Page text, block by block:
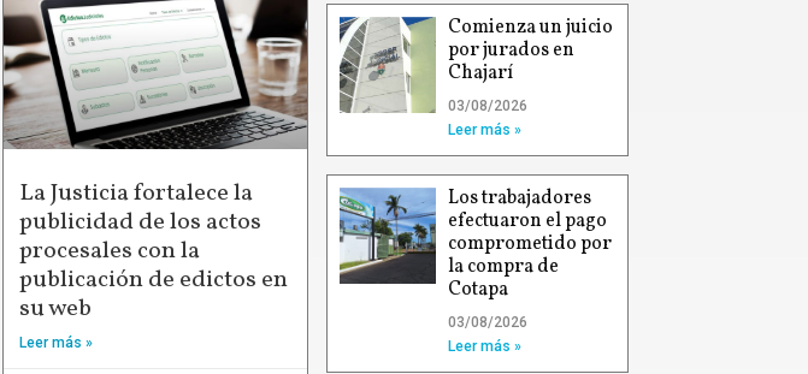
La Justicia fortalece la
publicidad de los actos
procesales con la
publicación de edictos en
su web
Leer más »
Comienza un juicio
por jurados en
Chajarí
03/08/2026
Leer más »
Los trabajadores
efectuaron el pago
comprometido por
la compra de
Cotapa
03/08/2026
Leer más »